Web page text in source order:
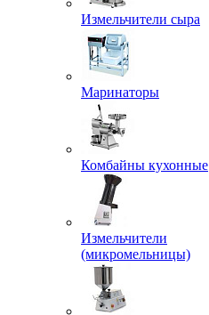
Измельчители сыра
Маринаторы
Комбайны кухонные
Измельчители
(микромельницы)